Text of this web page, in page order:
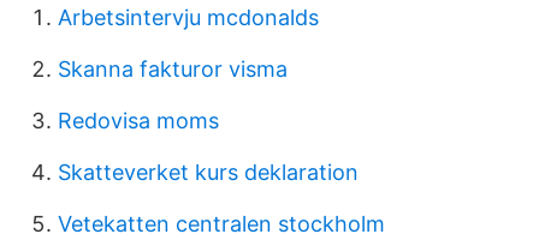
Arbetsintervju mcdonalds
Skanna fakturor visma
Redovisa moms
Skatteverket kurs deklaration
Vetekatten centralen stockholm